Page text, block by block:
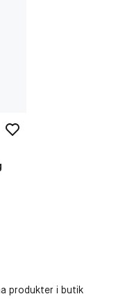
produkter i butik